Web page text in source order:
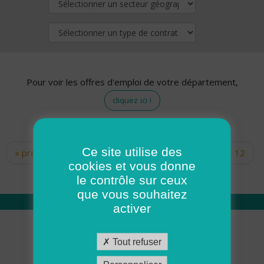
Pour voir les offres d'emploi de votre département,
cliquez ici !
Pages
« premier ‹ précédent … 10
12
14 15 16 17
Qui sommes nous
Académie ADMR
Ce site utilise des
cookies et vous donne
le contrôle sur ceux
que vous souhaitez
activer
Tout refuser